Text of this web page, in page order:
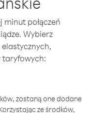
minut połączeń
Wybierz
zostaną one dodane
ze środków,